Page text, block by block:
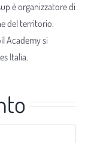
è organizzatore di
del territorio.
Academy si
Italia.